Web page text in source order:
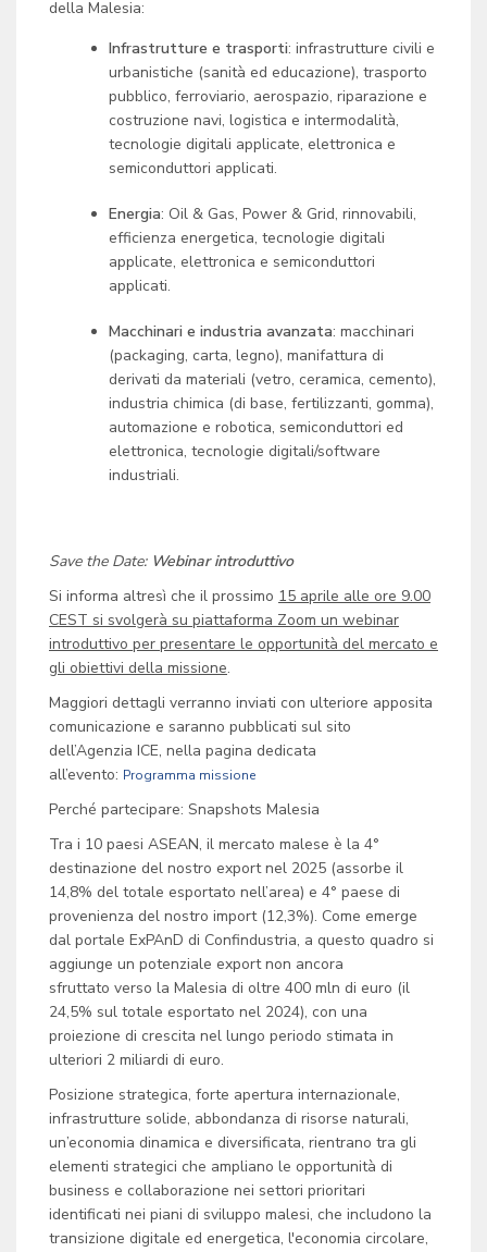
della Malesia:
Infrastrutture e trasporti: infrastrutture civili e
urbanistiche (sanità ed educazione), trasporto
pubblico, ferroviario, aerospazio, riparazione e
costruzione navi, logistica e intermodalità,
tecnologie digitali applicate, elettronica e
semiconduttori applicati.
Energia: Oil & Gas, Power & Grid, rinnovabili,
efficienza energetica, tecnologie digitali
applicate, elettronica e semiconduttori
applicati.
Macchinari e industria avanzata: macchinari
(packaging, carta, legno), manifattura di
derivati da materiali (vetro, ceramica, cemento),
industria chimica (di base, fertilizzanti, gomma),
automazione e robotica, semiconduttori ed
elettronica, tecnologie digitali/software
industriali.
Save the Date: Webinar introduttivo
Si informa altresì che il prossimo 15 aprile alle ore 9.00
CEST si svolgerà su piattaforma Zoom un webinar
introduttivo per presentare le opportunità del mercato e
gli obiettivi della missione.
Maggiori dettagli verranno inviati con ulteriore apposita
comunicazione e saranno pubblicati sul sito
dell’Agenzia ICE, nella pagina dedicata
all’evento: Programma missione
Perché partecipare: Snapshots Malesia
Tra i 10 paesi ASEAN, il mercato malese è la 4°
destinazione del nostro export nel 2025 (assorbe il
14,8% del totale esportato nell’area) e 4° paese di
provenienza del nostro import (12,3%). Come emerge
dal portale ExPAnD di Confindustria, a questo quadro si
aggiunge un potenziale export non ancora
sfruttato verso la Malesia di oltre 400 mln di euro (il
24,5% sul totale esportato nel 2024), con una
proiezione di crescita nel lungo periodo stimata in
ulteriori 2 miliardi di euro.
Posizione strategica, forte apertura internazionale,
infrastrutture solide, abbondanza di risorse naturali,
un’economia dinamica e diversificata, rientrano tra gli
elementi strategici che ampliano le opportunità di
business e collaborazione nei settori prioritari
identificati nei piani di sviluppo malesi, che includono la
transizione digitale ed energetica, l'economia circolare,